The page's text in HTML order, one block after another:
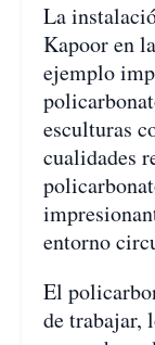
La
Kapoor en
ejemplo
esculturas
cualidades
entorno
El
de trabajar,